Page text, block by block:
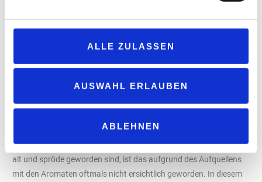
ALLE ZULASSEN
AUSWAHL ERLAUBEN
ABLEHNEN
ausdehnen.
Für die Umstellung von einem aromatenhaltigen Kraftstoff wie
Diesel zu einem aromatenarmen Kraftstoff wie GTL bedeutet das,
Das ist nicht weiter schlimm, da die Elastomere genau für diese
Größe gefertigt sind. Wenn aber nun die Elastomere bereits sehr
alt und spröde geworden sind, ist das aufgrund des Aufquellens
mit den Aromaten oftmals nicht ersichtlich geworden. In diesem